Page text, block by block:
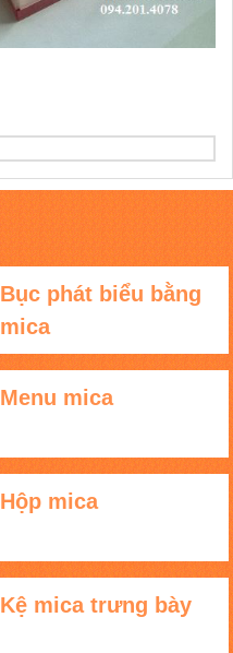
Bục phát biểu bằng
mica
Menu mica
Hộp mica
Kệ mica trưng bày